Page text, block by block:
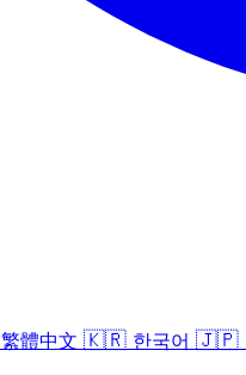
繁體中文 🇰🇷 한국어 🇯🇵